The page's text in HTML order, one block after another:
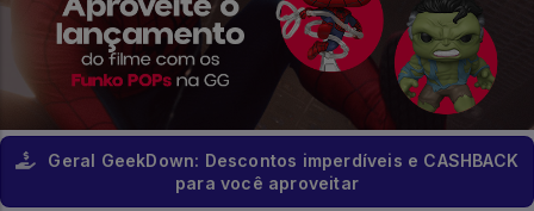
Geral GeekDown: Descontos imperdíveis e CASHBACK
para você aproveitar